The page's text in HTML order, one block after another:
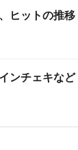
ヒットの推移
ンチェキなど